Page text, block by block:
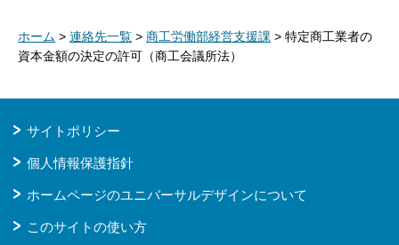
ホーム > 連絡先一覧 > 商工労働部経営支援課 > 特定商工業者の
資本金額の決定の許可（商工会議所法）
サイトポリシー
個人情報保護指針
ホームページのユニバーサルデザインについて
このサイトの使い方